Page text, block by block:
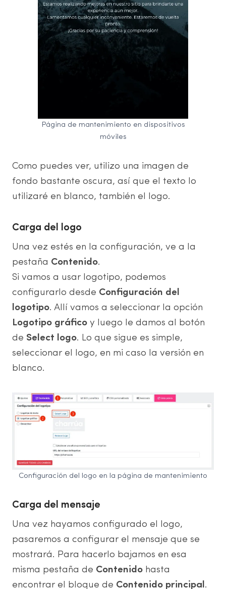
Página de mantenimiento en dispositivos
móviles
Como puedes ver, utilizo una imagen de
fondo bastante oscura, así que el texto lo
utilizaré en blanco, también el logo.
Carga del logo
Una vez estés en la configuración, ve a la
pestaña Contenido.
Si vamos a usar logotipo, podemos
configurarlo desde Configuración del
logotipo. Allí vamos a seleccionar la opción
Logotipo gráfico y luego le damos al botón
de Select logo. Lo que sigue es simple,
seleccionar el logo, en mi caso la versión en
blanco.
Configuración del logo en la página de mantenimiento
Carga del mensaje
Una vez hayamos configurado el logo,
pasaremos a configurar el mensaje que se
mostrará. Para hacerlo bajamos en esa
misma pestaña de Contenido hasta
encontrar el bloque de Contenido principal .